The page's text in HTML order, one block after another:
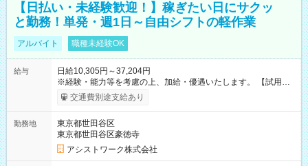
【日払い・未経験歓迎！】稼ぎたい日にサクッ
と勤務！単発・週1日～自由シフトの軽作業
アルバイト 職種未経験OK
給与
日給10,305円～37,204円
※経験・能力等を考慮の上、加給・優遇いたします。 【試用期
間】試用期間なし
交通費別途支給あり
勤務地
東京都世田谷区
東京都世田谷区豪徳寺
アシストワーク株式会社